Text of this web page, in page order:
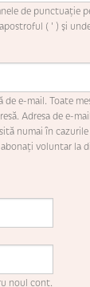
de punctuaţie
( ' ) şi
e-mail. Toate
Adresa de e-
numai în
voluntar la
noul cont.